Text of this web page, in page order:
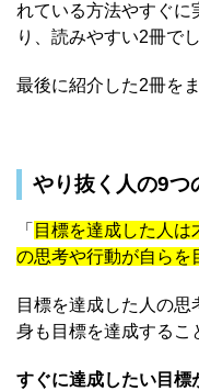
れている方法やすぐに
り、読みやすい2冊でし
最後に紹介した2冊を
やり抜く人の9つ
「 目標を達成した人
の思考や行動が自らを
目標を達成した人の
身も目標を達成するこ
すぐに達成したい目標